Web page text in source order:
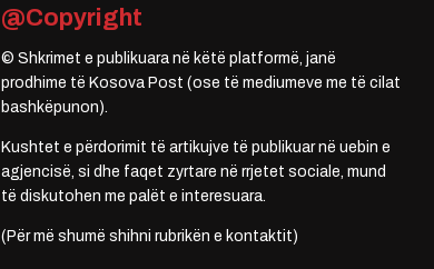
@Copyright
© Shkrimet e publikuara në këtë platformë, janë
prodhime të Kosova Post (ose të mediumeve me të cilat
bashkëpunon).
Kushtet e përdorimit të artikujve të publikuar në uebin e
agjencisë, si dhe faqet zyrtare në rrjetet sociale, mund
të diskutohen me palët e interesuara.
(Për më shumë shihni rubrikën e kontaktit)